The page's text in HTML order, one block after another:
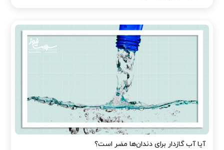
آیا آب گازدار برای دندان‌ها مضر است؟